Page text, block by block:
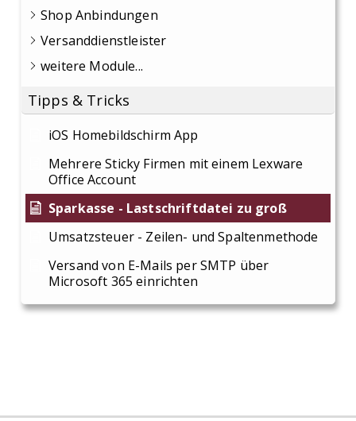
Shop Anbindungen
Versanddienstleister
weitere Module...
Tipps & Tricks
iOS Homebildschirm App
Mehrere Sticky Firmen mit einem Lexware
Office Account
Sparkasse - Lastschriftdatei zu groß
Umsatzsteuer - Zeilen- und Spaltenmethode
Versand von E-Mails per SMTP über
Microsoft 365 einrichten